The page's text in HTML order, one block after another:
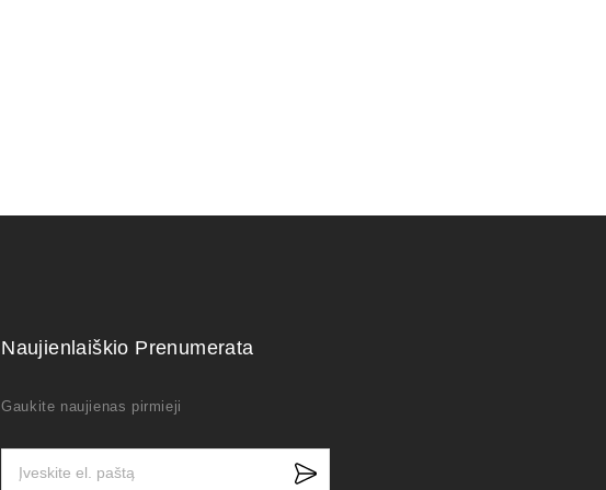
Naujienlaiškio Prenumerata
Gaukite naujienas pirmieji